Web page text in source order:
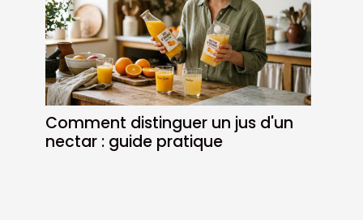
Comment distinguer un jus d'un
nectar : guide pratique